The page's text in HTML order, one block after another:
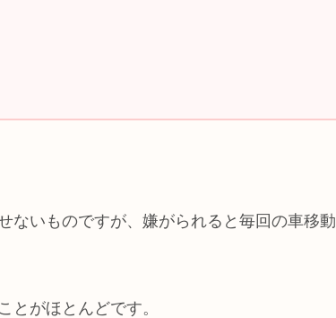
ないものですが、嫌がられると毎回の車移動
とがほとんどです。